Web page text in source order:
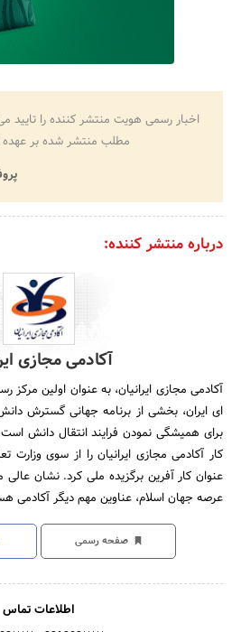
اخبار رسمی هویت منتشر کننده را
مطلب منتشر شده بر
درباره منتشر کننده:
آکادمی مجازی
آکادمی مجازی ایرانیان، به عنوان اولین
ای ایران، بخشی از برنامه جهانی گسترش
کار آکادمی مجازی ایرانیان را از سوی وزارت
عنوان کار آفرین برگزیده ملی کرد. نشان
عرصه جهان اسلام، عناوین مهم دیگر آکادمی
صفحه رسمی
اطلاعات تماس